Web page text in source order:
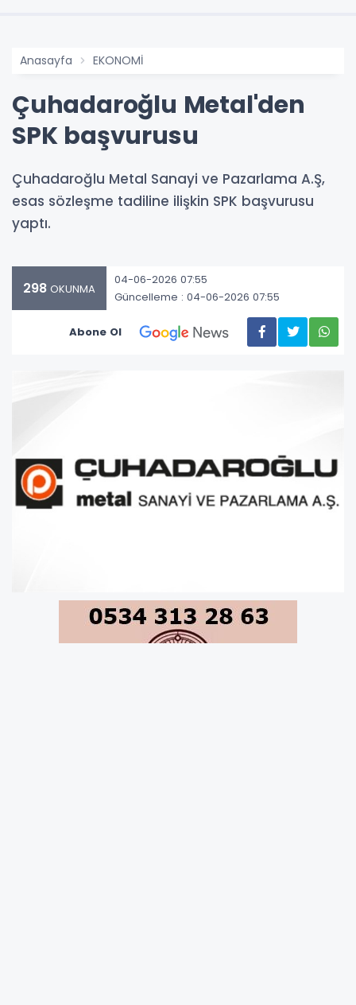
Anasayfa EKONOMİ
Çuhadaroğlu Metal'den
SPK başvurusu
Çuhadaroğlu Metal Sanayi ve Pazarlama A.Ş,
esas sözleşme tadiline ilişkin SPK başvurusu
yaptı.
298 OKUNMA
04-06-2026 07:55
Güncelleme : 04-06-2026 07:55
Abone Ol